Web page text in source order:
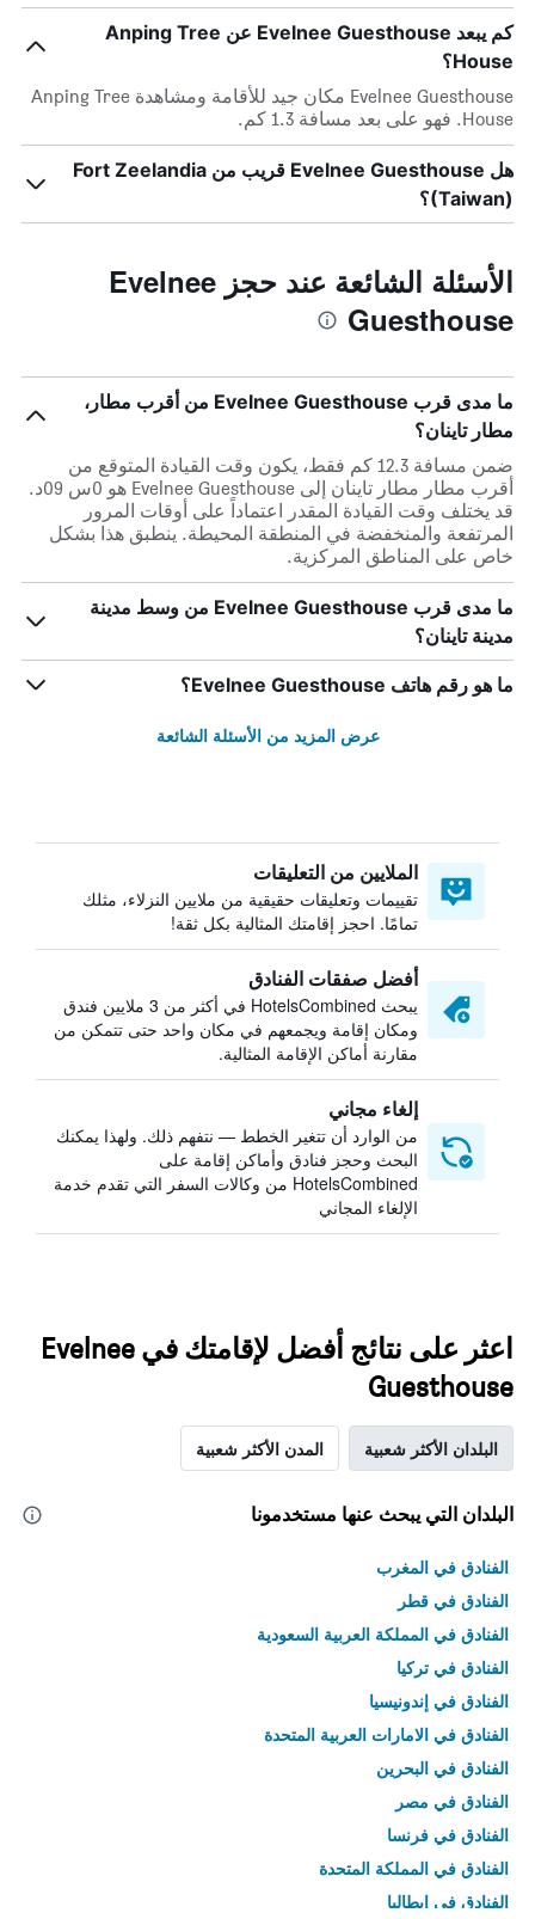
كم يبعد Evelnee Guesthouse عن Anping Tree
House؟
Evelnee Guesthouse مكان جيد للأقامة ومشاهدة Anping Tree
House. فهو على بعد مسافة 1.3 كم.
هل Evelnee Guesthouse قريب من Fort Zeelandia
(Taiwan)؟
الأسئلة الشائعة عند حجز Evelnee
Guesthouse
ما مدى قرب Evelnee Guesthouse من أقرب مطار،
مطار تاينان؟
ضمن مسافة 12.3 كم فقط، يكون وقت القيادة المتوقع من
أقرب مطار مطار تاينان إلى Evelnee Guesthouse هو 0س 09د.
قد يختلف وقت القيادة المقدر اعتماداً على أوقات المرور
المرتفعة والمنخفضة في المنطقة المحيطة. ينطبق هذا بشكل
خاص على المناطق المركزية.
ما مدى قرب Evelnee Guesthouse من وسط مدينة
مدينة تاينان؟
ما هو رقم هاتف Evelnee Guesthouse؟
عرض المزيد من الأسئلة الشائعة
الملايين من التعليقات
تقييمات وتعليقات حقيقية من ملايين النزلاء، مثلك
تمامًا. احجز إقامتك المثالية بكل ثقة!
أفضل صفقات الفنادق
يبحث HotelsCombined في أكثر من 3 ملايين فندق
ومكان إقامة ويجمعهم في مكان واحد حتى تتمكن من
مقارنة أماكن الإقامة المثالية.
إلغاء مجاني
من الوارد أن تتغير الخطط — نتفهم ذلك. ولهذا يمكنك
البحث وحجز فنادق وأماكن إقامة على
HotelsCombined من وكالات السفر التي تقدم خدمة
الإلغاء المجاني
اعثر على نتائج أفضل لإقامتك في Evelnee
Guesthouse
البلدان الأكثر شعبية المدن الأكثر شعبية
البلدان التي يبحث عنها مستخدمونا
الفنادق في المغرب
الفنادق في قطر
الفنادق في المملكة العربية السعودية
الفنادق في تركيا
الفنادق في إندونيسيا
الفنادق في الامارات العربية المتحدة
الفنادق في البحرين
الفنادق في مصر
الفنادق في فرنسا
الفنادق في المملكة المتحدة
الفنادق في إيطاليا